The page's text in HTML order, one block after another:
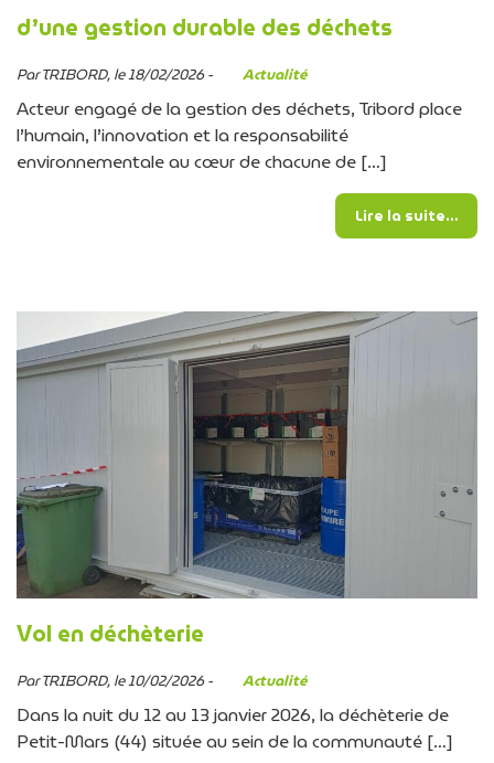
d’une gestion durable des déchets
Par TRIBORD, le 18/02/2026 - Actualité
Acteur engagé de la gestion des déchets, Tribord place
l’humain, l’innovation et la responsabilité
environnementale au cœur de chacune de […]
Lire la suite…
Vol en déchèterie
Par TRIBORD, le 10/02/2026 - Actualité
Dans la nuit du 12 au 13 janvier 2026, la déchèterie de
Petit-Mars (44) située au sein de la communauté […]